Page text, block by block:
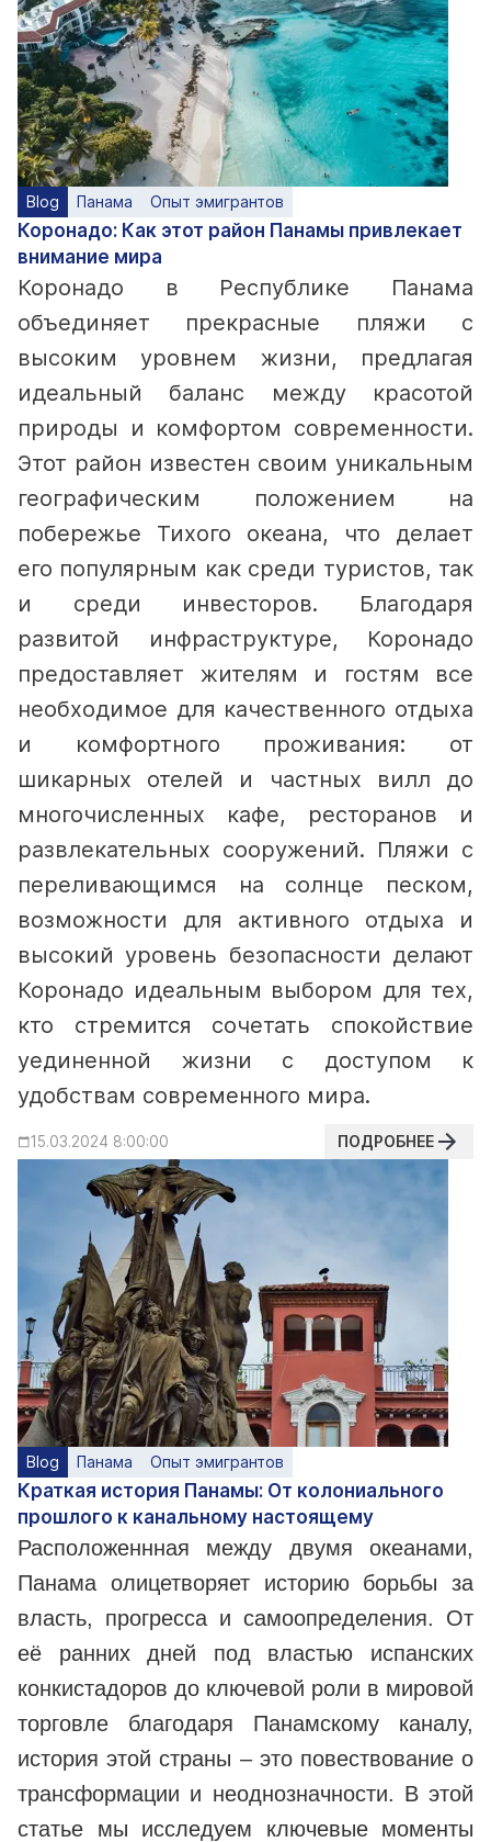
Blog Панама Опыт эмигрантов
Коронадо: Как этот район Панамы привлекает
внимание мира
Коронадо в Республике Панама
объединяет прекрасные пляжи с
высоким уровнем жизни, предлагая
идеальный баланс между красотой
природы и комфортом современности.
Этот район известен своим уникальным
географическим положением на
побережье Тихого океана, что делает
его популярным как среди туристов, так
и среди инвесторов. Благодаря
развитой инфраструктуре, Коронадо
предоставляет жителям и гостям все
необходимое для качественного отдыха
и комфортного проживания: от
шикарных отелей и частных вилл до
многочисленных кафе, ресторанов и
развлекательных сооружений. Пляжи с
переливающимся на солнце песком,
возможности для активного отдыха и
высокий уровень безопасности делают
Коронадо идеальным выбором для тех,
кто стремится сочетать спокойствие
уединенной жизни с доступом к
удобствам современного мира.
15.03.2024 8:00:00 ПОДРОБНЕЕ
Blog Панама Опыт эмигрантов
Краткая история Панамы: От колониального
прошлого к канальному настоящему
Расположеннная между двумя океанами,
Панама олицетворяет историю борьбы за
власть, прогресса и самоопределения. От
её ранних дней под властью испанских
конкистадоров до ключевой роли в мировой
торговле благодаря Панамскому каналу,
история этой страны – это повествование о
трансформации и неоднозначности. В этой
статье мы исследуем ключевые моменты